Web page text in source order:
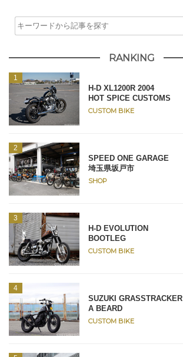
RANKING
H-D XL1200R 2004
HOT SPICE CUSTOMS
CUSTOM BIKE
SPEED ONE GARAGE
埼玉県坂戸市
SHOP
H-D EVOLUTION
BOOTLEG
CUSTOM BIKE
SUZUKI GRASSTRACKER
A BEARD
CUSTOM BIKE